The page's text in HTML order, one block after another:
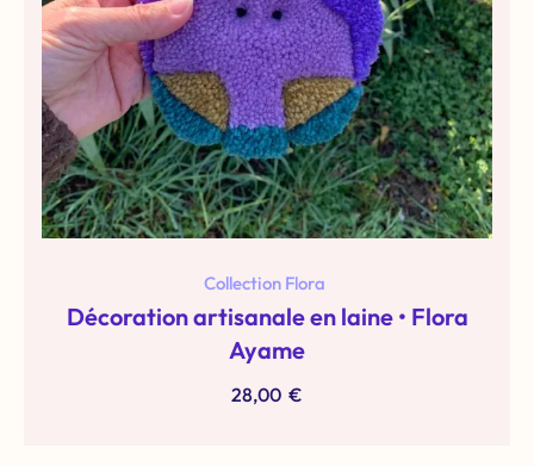
Collection Flora
Décoration artisanale en laine • Flora
Ayame
28,00€